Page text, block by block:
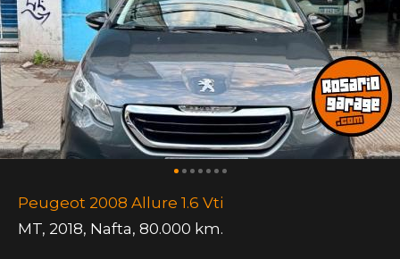
Peugeot 2008 Allure 1.6 Vti
MT, 2018, Nafta, 80.000 km.